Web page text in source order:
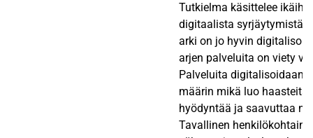
Tutkielma käsittelee
digitaalista syrjäytymistä.
arki on jo hyvin
arjen palveluita on viety
Palveluita digitalisoidaan
määrin mikä luo haasteita
hyödyntää ja saavuttaa
Tavallinen